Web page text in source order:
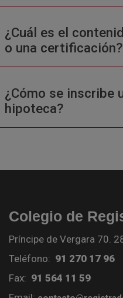
¿Cuál es el
o una certificación?
¿Cómo se inscribe
hipoteca?
Colegio de
Príncipe de Vergara 70.
Teléfono: 91 270 17 96
Fax: 91 564 11 59